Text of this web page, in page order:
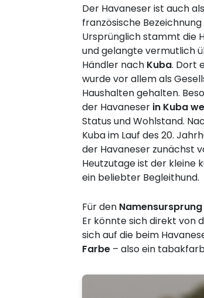
Der Havaneser ist auch als
französische
Ursprünglich stammt die
und gelangte vermutlich
Händler nach Kuba. Dort
wurde vor allem als
Haushalten gehalten.
der Havaneser in Kuba
Status und Wohlstand.
Kuba im Lauf des 20.
der Havaneser zunächst
Heutzutage ist der kleine
ein beliebter Begleithund.
Für den Namensursprung
Er könnte sich direkt von
sich auf die beim
Farbe – also ein